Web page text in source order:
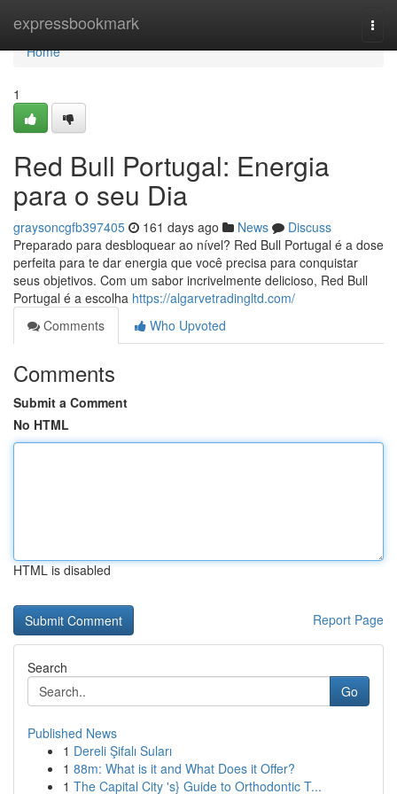
expressbookmark
Home
Home
1
Red Bull Portugal: Energia
para o seu Dia
graysoncgfb397405 161 days ago News
Discuss
Preparado para desbloquear ao nível? Red Bull Portugal é a dose
perfeita para te dar energia que você precisa para conquistar
seus objetivos. Com um sabor incrivelmente delicioso, Red Bull
Portugal é a escolha https://algarvetradingltd.com/
Comments
Who Upvoted
Comments
Submit a Comment
No HTML
HTML is disabled
Report Page
Search
Go
Published News
1 Dereli Şifalı Suları
1 88m: What is it and What Does it Offer?
1 The Capital City 's} Guide to Orthodontic T...